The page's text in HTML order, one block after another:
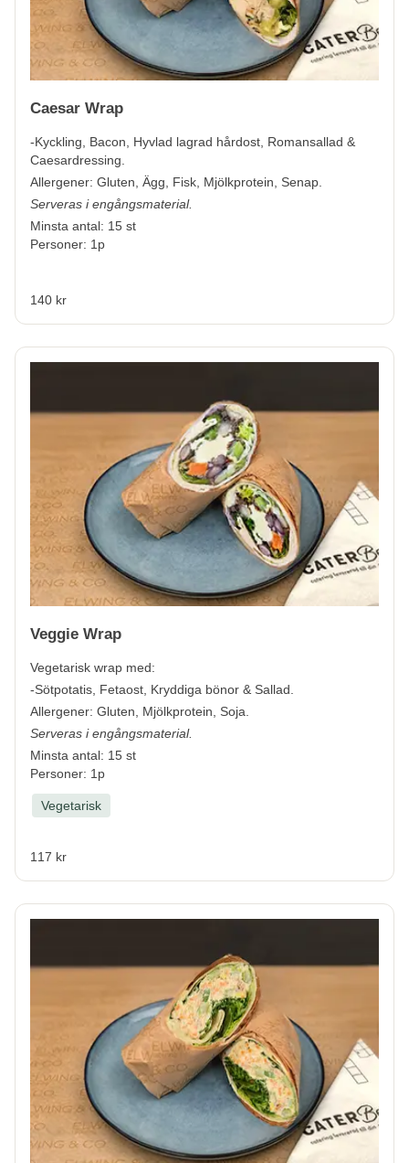
Caesar Wrap
-Kyckling, Bacon, Hyvlad lagrad hårdost, Romansallad &
Caesardressing.
Allergener: Gluten, Ägg, Fisk, Mjölkprotein, Senap.
Serveras i engångsmaterial.
Minsta antal: 15 st
Personer: 1p
140 kr
Veggie Wrap
Vegetarisk wrap med:
-Sötpotatis, Fetaost, Kryddiga bönor & Sallad.
Allergener: Gluten, Mjölkprotein, Soja.
Serveras i engångsmaterial.
Minsta antal: 15 st
Personer: 1p
Vegetarisk
117 kr